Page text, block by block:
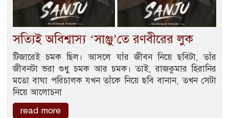
সত্যিই অবিশ্বাস্য ‘সাঞ্জু’তে রণবীরের লুক
টিজারেই চমক ছিল। আসলে যাঁর জীবন নিয়ে ছবিটা, তাঁর
জীবনটা ভরা শুধু চমক আর চমক। তাই, রাজকুমার হিরানির
মতো বাঘা পরিচালক যখন তাঁকে নিয়ে ছবি বানান, তখন সেটা
নিয়ে আলোচনা
read more